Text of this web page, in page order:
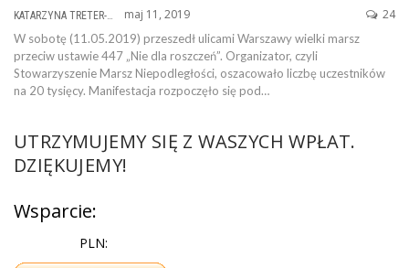
maj 11, 2019 24
W sobotę (11.05.2019) przeszedł ulicami Warszawy wielki marsz
przeciw ustawie 447 „Nie dla roszczeń”. Organizator, czyli
Stowarzyszenie Marsz Niepodległości, oszacowało liczbę uczestników
na 20 tysięcy. Manifestacja rozpoczęło się pod…
UTRZYMUJEMY SIĘ Z WASZYCH WPŁAT.
DZIĘKUJEMY!
Wsparcie:
PLN: